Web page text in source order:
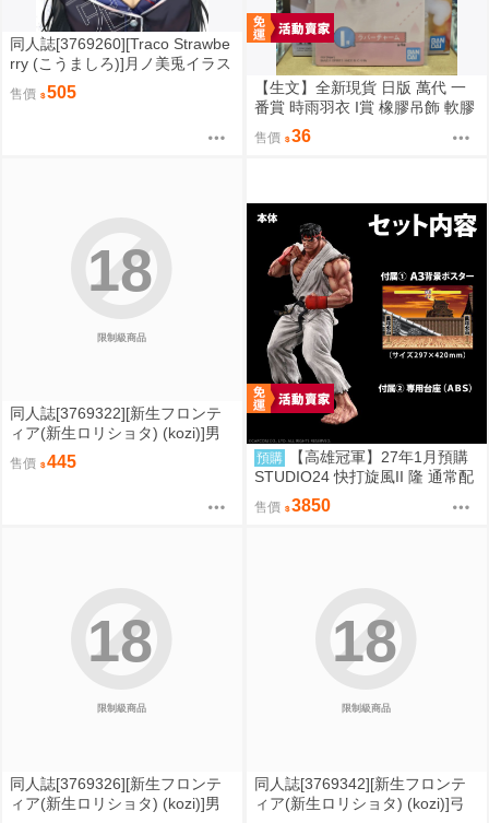
同人誌[3769260][Traco Strawbe
rry (こうましろ)]月ノ美兎イラス
ト本 (彩虹社)
售價 505
【生文】全新現貨 日版 萬代 一
番賞 時雨羽衣 I賞 橡膠吊飾 軟膠
吊飾（4）時雨羽衣（しぐれう
い）
售價 36
限制級商品
18
同人誌[3769322][新生フロンテ
ィア(新生ロリショタ) (kozi)]男
の娘NTR●●カラオケ (偽娘)
售價 445 預購
【高雄冠軍】27年1月預購
STUDIO24 快打旋風II 隆 通常配
色 完成品 高約18公分 免訂金082
1
售價 3850
限制級商品
18
同人誌[3769326][新生フロンテ
ィア(新生ロリショタ) (kozi)]男
限制級商品
18
同人誌[3769342][新生フロンテ
ィア(新生ロリショタ) (kozi)]弓